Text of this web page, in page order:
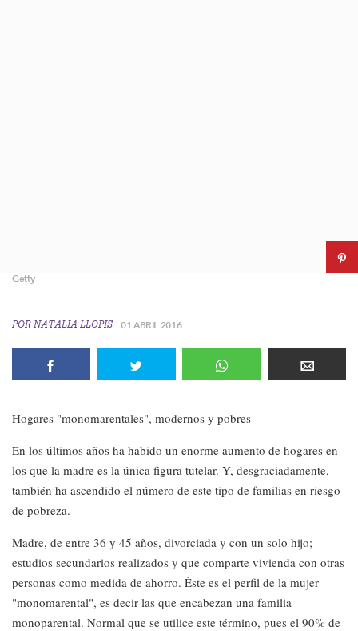
Getty
POR NATALIA LLOPIS 01 ABRIL 2016
Hogares "monomarentales", modernos y pobres
En los últimos años ha habido un enorme aumento de hogares en
los que la madre es la única figura tutelar. Y, desgraciadamente,
también ha ascendido el número de este tipo de familias en riesgo
de pobreza.
Madre, de entre 36 y 45 años, divorciada y con un solo hijo;
estudios secundarios realizados y que comparte vivienda con otras
personas como medida de ahorro. Éste es el perfil de la mujer
"monomarental", es decir las que encabezan una familia
monoparental. Normal que se utilice este término, pues el 90% de